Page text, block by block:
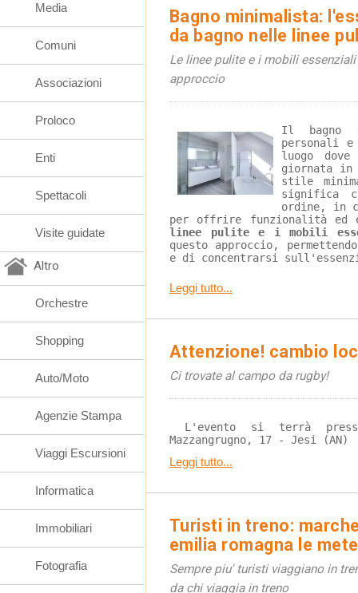
Bagno minimalista:
da bagno nelle linee
Le linee pulite e i mobili
approccio
Il bagno
personali
luogo
giornata
stile
significa
ordine, in
per offrire funzionalità ed
linee pulite e i mobili
questo approccio,
e di concentrarsi
Leggi tutto...
Attenzione! cambio
Ci trovate al campo da rugby!
Mazzangrugno, 17 - Jesi (AN)
Leggi tutto...
Turisti in treno:
emilia romagna le
Sempre piu' turisti viaggiano in
da chi viaggia in treno
Media
Comuni
Associazioni
Proloco
Enti
Spettacoli
Visite guidate
Altro
Orchestre
Shopping
Auto/Moto
Agenzie Stampa
Viaggi Escursioni
Informatica
Immobiliari
Fotografia